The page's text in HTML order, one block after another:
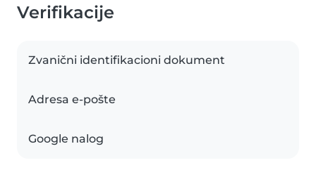
Verifikacije
Zvanični identifikacioni dokument
Adresa e-pošte
Google nalog